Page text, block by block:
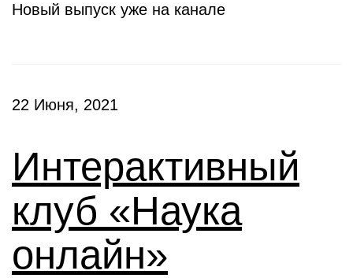
Новый выпуск уже на канале
22 Июня, 2021
Интерактивный
клуб «Наука
онлайн»